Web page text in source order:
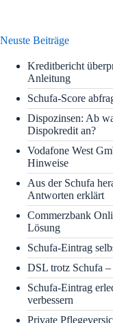
Neuste Beiträge
Kreditbericht
Anleitung
Schufa-Score
Dispozinsen: Ab
Dispokredit an?
Vodafone West
Hinweise
Aus der Schufa
Antworten erklärt
Commerzbank
Lösung
Schufa-Eintrag
DSL trotz Schufa
Schufa-Eintrag
verbessern
Private